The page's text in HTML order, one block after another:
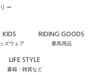
ー
KIDS
ズウェア
RIDING GOODS
乗馬用品
LIFE STYLE
書籍・雑貨など